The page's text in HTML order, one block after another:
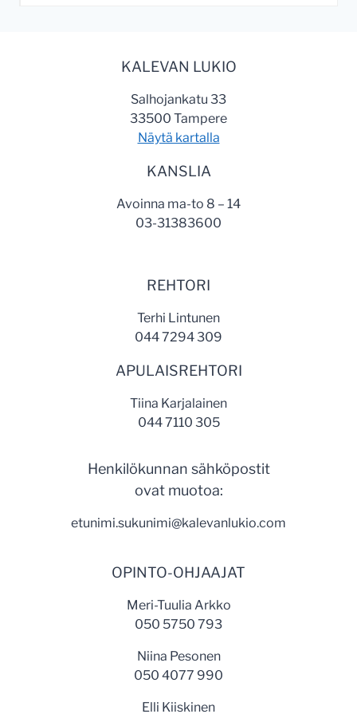
KALEVAN LUKIO
Salhojankatu 33
33500 Tampere
Näytä kartalla
KANSLIA
Avoinna ma-to 8 – 14
03-31383600
REHTORI
Terhi Lintunen
044 7294 309
APULAISREHTORI
Tiina Karjalainen
044 7110 305
Henkilökunnan sähköpostit
ovat muotoa:
etunimi.sukunimi@kalevanlukio.com
OPINTO-OHJAAJAT
Meri-Tuulia Arkko
050 5750 793
Niina Pesonen
050 4077 990
Elli Kiiskinen